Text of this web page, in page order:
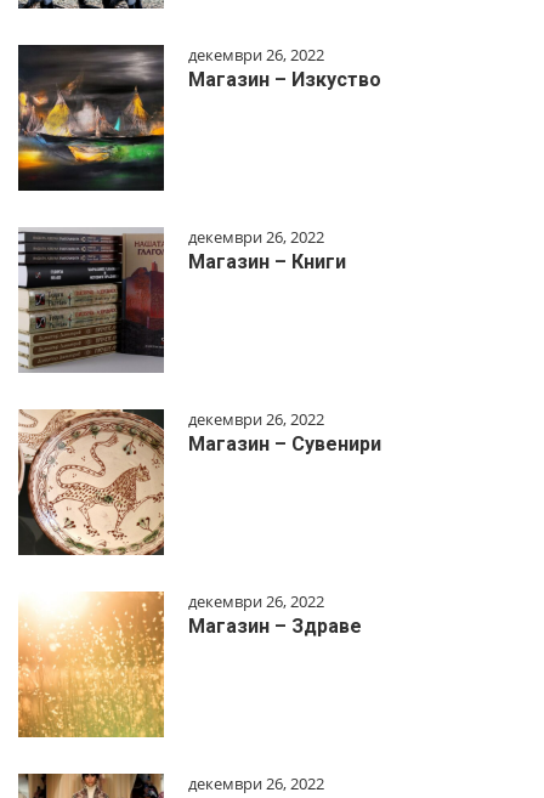
декември 26, 2022
Магазин – Изкуство
декември 26, 2022
Магазин – Книги
декември 26, 2022
Магазин – Сувенири
декември 26, 2022
Магазин – Здраве
декември 26, 2022